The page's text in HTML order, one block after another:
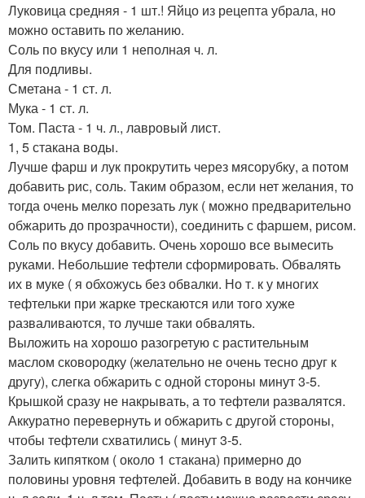
Луковица средняя - 1 шт.! Яйцо из рецепта убрала, но
можно оставить по желанию.
Соль по вкусу или 1 неполная ч. л.
Для подливы.
Сметана - 1 ст. л.
Мука - 1 ст. л.
Том. Паста - 1 ч. л., лавровый лист.
1, 5 стакана воды.
Лучше фарш и лук прокрутить через мясорубку, а потом
добавить рис, соль. Таким образом, если нет желания, то
тогда очень мелко порезать лук ( можно предварительно
обжарить до прозрачности), соединить с фаршем, рисом.
Соль по вкусу добавить. Очень хорошо все вымесить
руками. Небольшие тефтели сформировать. Обвалять
их в муке ( я обхожусь без обвалки. Но т. к у многих
тефтельки при жарке трескаются или того хуже
разваливаются, то лучше таки обвалять.
Выложить на хорошо разогретую с растительным
маслом сковородку (желательно не очень тесно друг к
другу), слегка обжарить с одной стороны минут 3-5.
Крышкой сразу не накрывать, а то тефтели развалятся.
Аккуратно перевернуть и обжарить с другой стороны,
чтобы тефтели схватились ( минут 3-5.
Залить кипятком ( около 1 стакана) примерно до
половины уровня тефтелей. Добавить в воду на кончике